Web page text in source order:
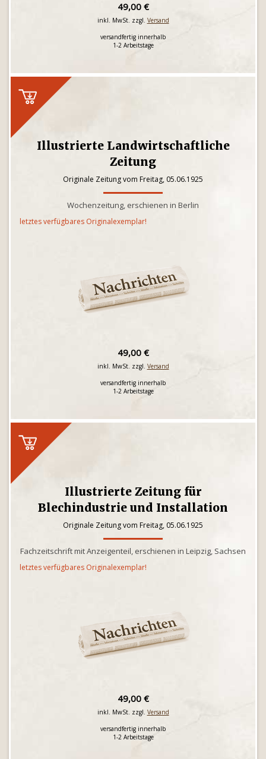
49,00 €
inkl. MwSt. zzgl. Versand
versandfertig innerhalb
1-2 Arbeitstage
Illustrierte Landwirtschaftliche
Zeitung
Originale Zeitung vom Freitag, 05.06.1925
Wochenzeitung, erschienen in Berlin
letztes verfügbares Originalexemplar!
49,00 €
inkl. MwSt. zzgl. Versand
versandfertig innerhalb
1-2 Arbeitstage
Illustrierte Zeitung für
Blechindustrie und Installation
Originale Zeitung vom Freitag, 05.06.1925
Fachzeitschrift mit Anzeigenteil, erschienen in Leipzig, Sachsen
letztes verfügbares Originalexemplar!
49,00 €
inkl. MwSt. zzgl. Versand
versandfertig innerhalb
1-2 Arbeitstage